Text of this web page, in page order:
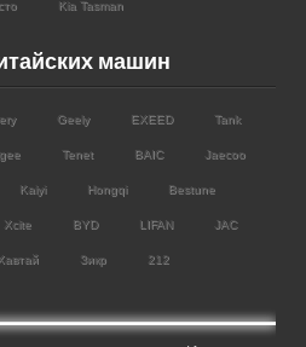
Kia Tasman
машин
Geely EXEED Tank
Tenet BAIC Jaecoo
Kaiyi Hongqi Bestune
Xcite BYD LIFAN JAC
Хавтай Зикр 212